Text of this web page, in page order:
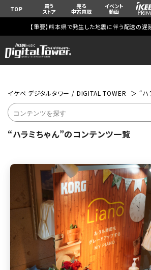
TOP 買う
ストア
売る
中古買取
イベント
動画
【重要】熊本県で発生した地震に伴う配送の遅
イケベ デジタルタワー / DIGITAL TOWER “ハ
“ハラミちゃん”のコンテンツ一覧